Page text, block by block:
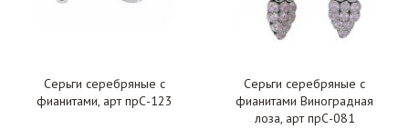
Серьги серебряные с
фианитами, арт прС-123
Серьги серебряные с
фианитами Виноградная
лоза, арт прС-081